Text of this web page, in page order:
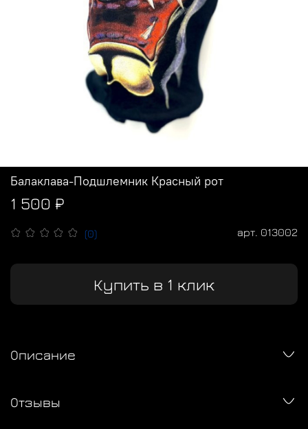
(0) арт. 013002
Балаклава-Подшлемник Красный рот
1 500 ₽
Купить в 1 клик
Описание
Отзывы